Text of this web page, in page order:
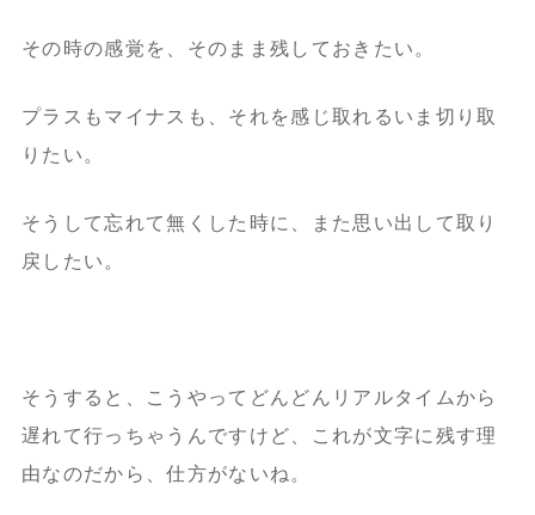
その時の感覚を、そのまま残しておきたい。
プラスもマイナスも、それを感じ取れるいま切り取
りたい。
そうして忘れて無くした時に、また思い出して取り
戻したい。
そうすると、こうやってどんどんリアルタイムから
遅れて行っちゃうんですけど、これが文字に残す理
由なのだから、仕方がないね。